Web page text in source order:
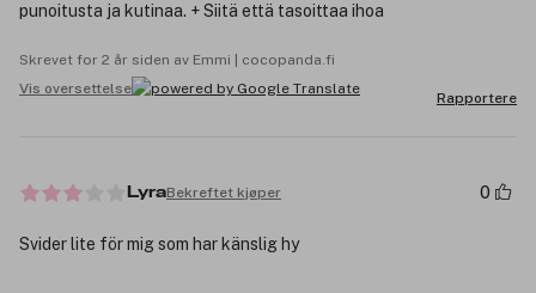
punoitusta ja kutinaa. + Siitä että tasoittaa ihoa
Skrevet for 2 år siden av Emmi | cocopanda.fi
Vis oversettelse
Rapportere
LyraBekreftet kjøper 0
Svider lite för mig som har känslig hy